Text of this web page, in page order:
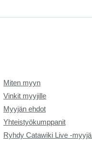
Miten myyn
Vinkit myyjille
Myyjän ehdot
Yhteistyökumppanit
Ryhdy Catawiki Live -